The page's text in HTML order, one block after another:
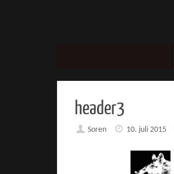
header3
Soren 10. juli 2015